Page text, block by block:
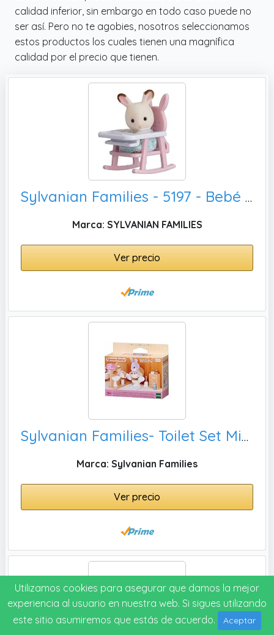
calidad inferior, sin embargo en todo caso puede no
ser así. Pero no te agobies, nosotros seleccionamos
estos productos los cuales tienen una magnífica
calidad por el precio que tienen.
Sylvanian Families - 5197 - Bebé Para Llevar ( Conejo Chocolate Silla Bebé)
Marca: SYLVANIAN FAMILIES
Ver precio
Sylvanian Families- Toilet Set Mini muñecas y Accesorios, color/modelo surtido
Marca: Sylvanian Families
Ver precio
Utilizamos cookies para asegurar que damos la mejor
experiencia al usuario en nuestra web. Si sigues utilizando
este sitio asumiremos que estás de acuerdo.
Aceptar